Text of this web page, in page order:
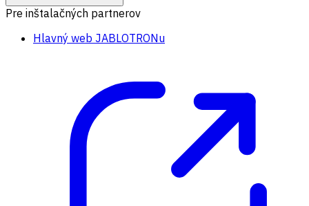
Pre inštalačných partnerov
Hlavný web JABLOTRONu